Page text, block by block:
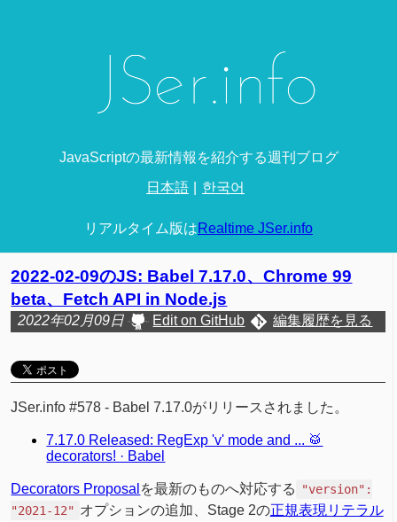
JavaScriptの最新情報を紹介する週刊ブログ
日本語 한국어
リアルタイム版はRealtime JSer.info
2022-02-09のJS: Babel 7.17.0、Chrome 99
beta、Fetch API in Node.js
2022年02月09日 Edit on GitHub 編集履歴を見る
JSer.info #578 - Babel 7.17.0がリリースされました。
7.17.0 Released: RegExp 'v' mode and ... 🥁
decorators! · Babel
Decorators Proposal を最新のものへ対応する
"version":
"2021-12" オプションの追加、Stage 2の正規表現リテラル